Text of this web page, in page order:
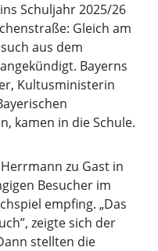
Schuljahr 2025/26
Gleich am
aus dem
Bayerns
Kultusministerin
kamen in die Schule.
zu Gast in
Besucher im
empfing. „Das
zeigte sich der
stellten die